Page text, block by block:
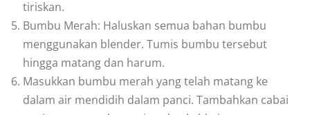
tiriskan.
Bumbu Merah: Haluskan semua bahan bumbu
menggunakan blender. Tumis bumbu tersebut
hingga matang dan harum.
Masukkan bumbu merah yang telah matang ke
dalam air mendidih dalam panci. Tambahkan cabai